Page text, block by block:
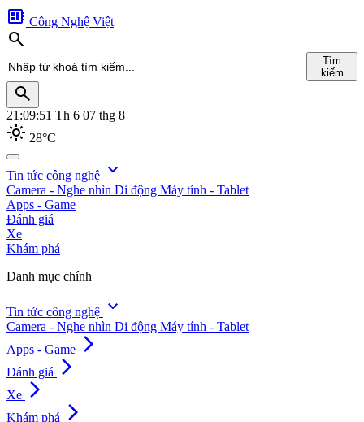
developer_board Công Nghệ Việt
search
Tìm
kiếm
search
21:09:52 Th 6 07 thg 8
light_mode 28°C
search
Tin tức công nghệ expand_more
Camera - Nghe nhìn Di động Máy tính - Tablet
Apps - Game
Đánh giá
Xe
Khám phá
Danh mục chính
Tin tức công nghệ expand_more
Camera - Nghe nhìn Di động Máy tính - Tablet
Apps - Game arrow_forward_ios
Đánh giá arrow_forward_ios
Xe arrow_forward_ios
Khám phá arrow_forward_ios